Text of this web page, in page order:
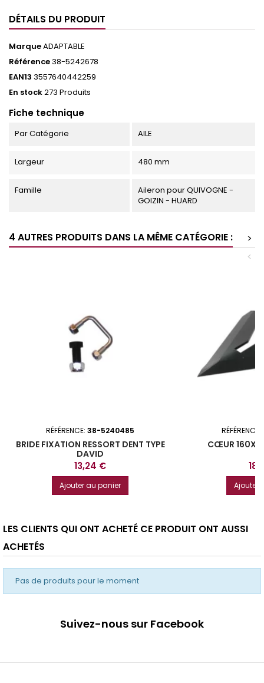
DÉTAILS DU PRODUIT
MarqueADAPTABLE
Référence38-5242678
EAN13 3557640442259
En stock273 Produits
Fiche technique
Par Catégorie AILE
Largeur 480 mm
Famille
Aileron pour QUIVOGNE -
GOIZIN - HUARD
4 AUTRES PRODUITS DANS LA MÊME CATÉGORIE :
>
<
RÉFÉRENCE: 38-5240485
BRIDE FIXATION RESSORT DENT TYPE
DAVID
Prix
13,24 €
Ajouter au panier
RÉFÉRENCE:
CŒUR 160X5
Prix
Ajouter
LES CLIENTS QUI ONT ACHETÉ CE PRODUIT ONT AUSSI
ACHETÉS
Pas de produits pour le moment
Suivez-nous sur Facebook